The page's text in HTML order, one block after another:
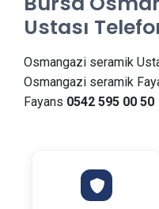
Ustası
Osmangazi seramik
Osmangazi seramik
Fayans 0542 595 00 50